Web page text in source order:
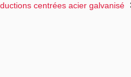
centrées acier galvanisé